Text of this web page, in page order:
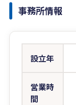
事務所情報
設立年
営業時
間